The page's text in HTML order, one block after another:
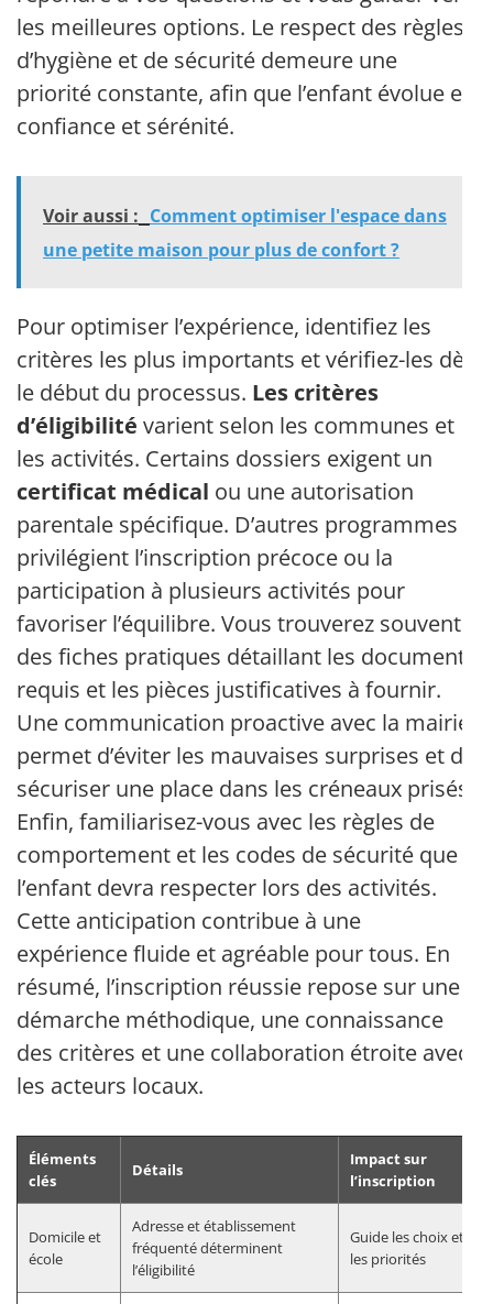
les meilleures options. Le respect des règles
d’hygiène et de sécurité demeure une
priorité constante, afin que l’enfant évolue en
confiance et sérénité.
Voir aussi : Comment optimiser l'espace dans
une petite maison pour plus de confort ?
Pour optimiser l’expérience, identifiez les
critères les plus importants et vérifiez-les dès
le début du processus. Les critères
d’éligibilité varient selon les communes et
les activités. Certains dossiers exigent un
certificat médical ou une autorisation
parentale spécifique. D’autres programmes
privilégient l’inscription précoce ou la
participation à plusieurs activités pour
favoriser l’équilibre. Vous trouverez souvent
des fiches pratiques détaillant les documents
requis et les pièces justificatives à fournir.
Une communication proactive avec la mairie
permet d’éviter les mauvaises surprises et de
sécuriser une place dans les créneaux prisés.
Enfin, familiarisez-vous avec les règles de
comportement et les codes de sécurité que
l’enfant devra respecter lors des activités.
Cette anticipation contribue à une
expérience fluide et agréable pour tous. En
résumé, l’inscription réussie repose sur une
démarche méthodique, une connaissance
des critères et une collaboration étroite avec
les acteurs locaux.
Éléments
clés
Détails
Impact sur
l’inscription
Domicile et
école
Adresse et établissement
fréquenté déterminent
l’éligibilité
Guide les choix et
les priorités